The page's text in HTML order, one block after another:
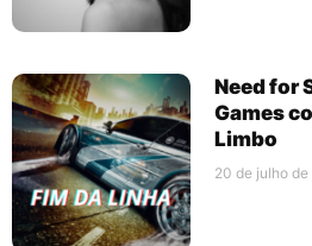
Need for
Games
Limbo
20 de julho